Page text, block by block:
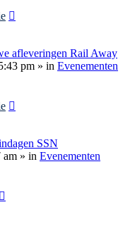
afleveringen Rail Away
pm » in Evenementen
SSN
am » in Evenementen